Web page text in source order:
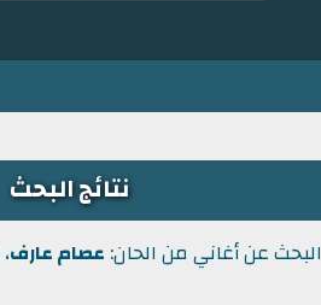
نتائج البحث
البحث عن أغاني من الحان: عصام عارف،